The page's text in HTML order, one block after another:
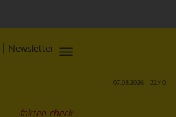
| Newsletter
07.08.2026 | 22:40
fakten-check